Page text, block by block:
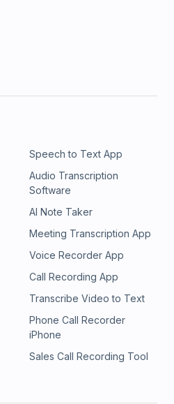
Speech to Text App
Audio Transcription
Software
AI Note Taker
Meeting Transcription App
Voice Recorder App
Call Recording App
Transcribe Video to Text
Phone Call Recorder
iPhone
Sales Call Recording Tool